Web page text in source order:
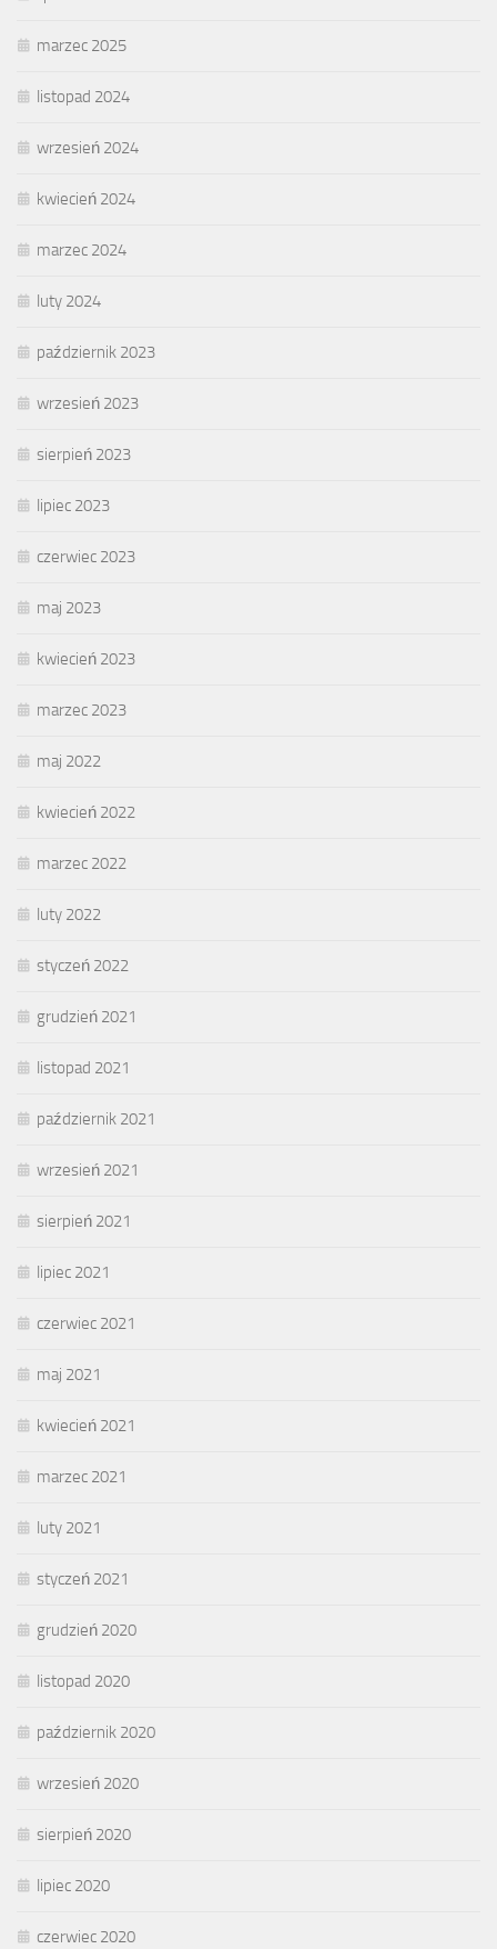
marzec 2025
listopad 2024
wrzesień 2024
kwiecień 2024
marzec 2024
luty 2024
październik 2023
wrzesień 2023
sierpień 2023
lipiec 2023
czerwiec 2023
maj 2023
kwiecień 2023
marzec 2023
maj 2022
kwiecień 2022
marzec 2022
luty 2022
styczeń 2022
grudzień 2021
listopad 2021
październik 2021
wrzesień 2021
sierpień 2021
lipiec 2021
czerwiec 2021
maj 2021
kwiecień 2021
marzec 2021
luty 2021
styczeń 2021
grudzień 2020
listopad 2020
październik 2020
wrzesień 2020
sierpień 2020
lipiec 2020
czerwiec 2020